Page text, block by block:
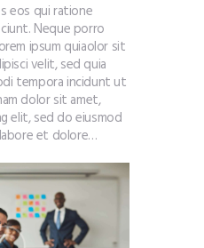
eos qui ratione
Neque porro
ipsum quiaolor sit
velit, sed quia
tempora incidunt ut
dolor sit amet,
elit, sed do eiusmod
et dolore…